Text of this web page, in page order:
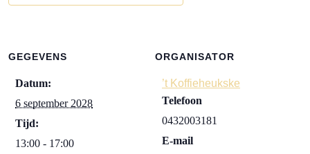
GEGEVENS
Datum:
6 september 2028
Tijd:
13:00 - 17:00
ORGANISATOR
’t Koffieheukske
Telefoon
0432003181
E-mail